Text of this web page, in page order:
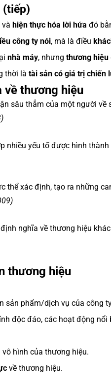
(tiếp)
và hiện thực hóa lời hứa đó
công ty nói, mà là điều
nhà máy, nhưng thương hiệu
thời là tài sản có giá trị chiến
về thương hiệu
sâu thẳm của một người về
nhiều yếu tố được hình
thể xác định, tạo ra những
nghĩa về thương hiệu khác
thương hiệu
sản phẩm/dịch vụ của công
độc đáo, các hoạt động nổi
hình của thương hiệu.
về thương hiệu.